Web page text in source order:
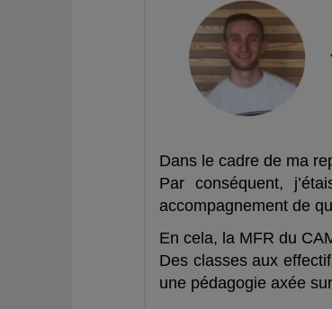
Dans le cadre de ma
Par conséquent,
accompagnement de
En cela, la MFR du
Des classes aux
une pédagogie axée